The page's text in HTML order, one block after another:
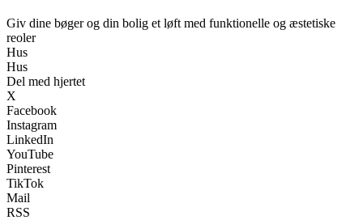
Giv dine bøger og din bolig et løft med funktionelle og æstetiske
reoler
Hus
Hus
Del med hjertet
X
Facebook
Instagram
LinkedIn
YouTube
Pinterest
TikTok
Mail
RSS